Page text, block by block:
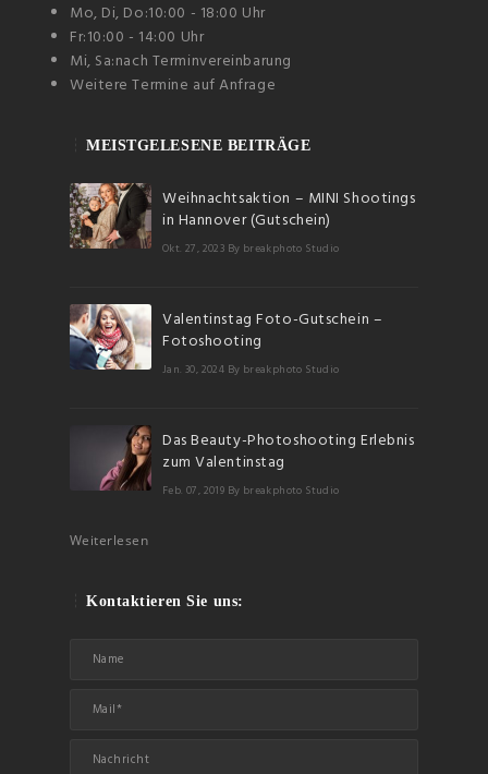
Mo, Di, Do:10:00 - 18:00 Uhr
Fr:10:00 - 14:00 Uhr
Mi, Sa:nach Terminvereinbarung
Weitere Termine auf Anfrage
MEISTGELESENE BEITRÄGE
Weihnachtsaktion – MINI Shootings
in Hannover (Gutschein)
Okt. 27, 2023 By breakphoto Studio
Valentinstag Foto-Gutschein –
Fotoshooting
Jan. 30, 2024 By breakphoto Studio
Das Beauty-Photoshooting Erlebnis
zum Valentinstag
Feb. 07, 2019 By breakphoto Studio
Weiterlesen
Kontaktieren Sie uns: